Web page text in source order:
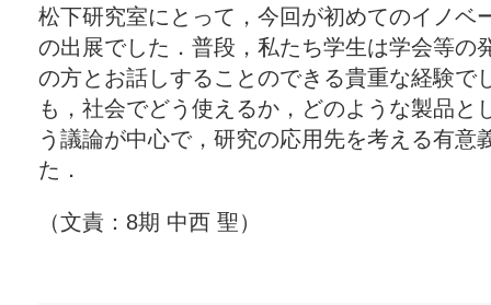
松下研究室にとって，今回が初めてのイノベ
の出展でした．普段，私たち学生は学会等の
の方とお話しすることのできる貴重な経験で
も，社会でどう使えるか，どのような製品と
う議論が中心で，研究の応用先を考える有意
た．
（文責：8期 中西 聖）